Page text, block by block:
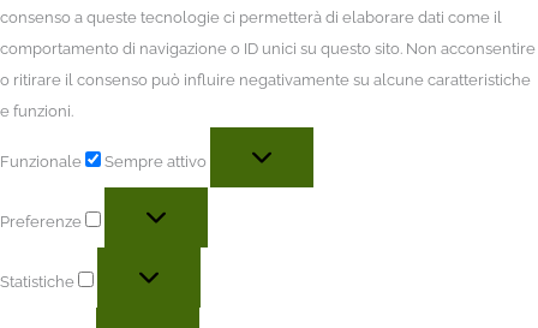
consenso a queste tecnologie ci permetterà di elaborare dati come il
comportamento di navigazione o ID unici su questo sito. Non acconsentire
o ritirare il consenso può influire negativamente su alcune caratteristiche
e funzioni.
Funzionale Sempre attivo
Preferenze
Statistiche